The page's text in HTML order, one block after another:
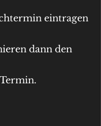
eintragen
dann den